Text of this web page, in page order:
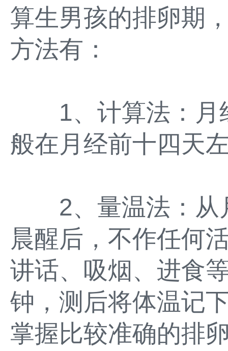
算生男孩的排卵期
方法有：
1、计算法：月
般在月经前十四天
2、量温法：从
晨醒后，不作任何
讲话、吸烟、进食
钟，测后将体温记
掌握比较准确的排